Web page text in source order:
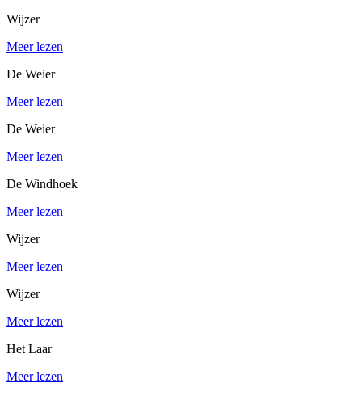
Wijzer
Meer lezen
De Weier
Meer lezen
De Weier
Meer lezen
De Windhoek
Meer lezen
Wijzer
Meer lezen
Wijzer
Meer lezen
Het Laar
Meer lezen